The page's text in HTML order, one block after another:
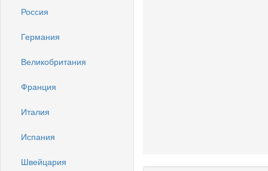
Россия
Германия
Великобритания
Франция
Италия
Испания
Швейцария